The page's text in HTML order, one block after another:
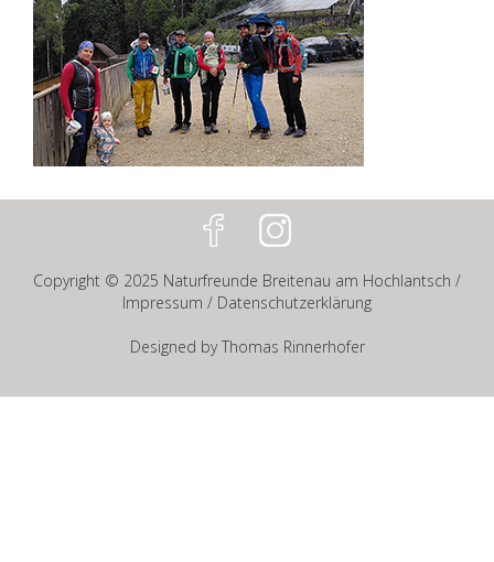
Copyright © 2025 Naturfreunde Breitenau am Hochlantsch /
Impressum / Datenschutzerklärung
Designed by Thomas Rinnerhofer